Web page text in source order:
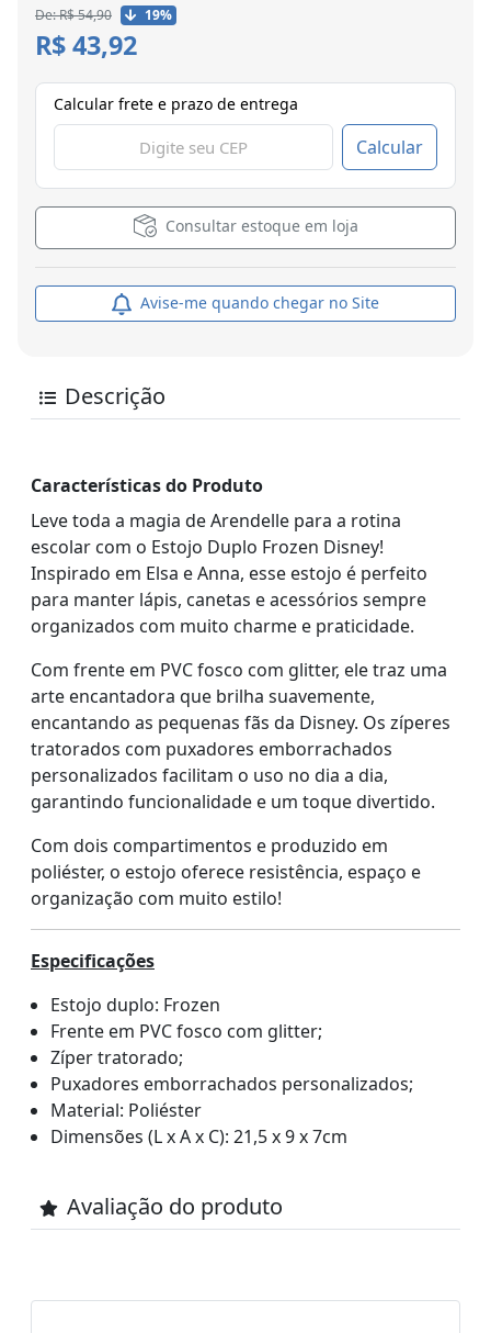
De: R$ 54,90 19%
R$ 43,92
Calcular frete e prazo de entrega
Calcular
Consultar estoque em loja
Avise-me quando chegar no Site
Descrição
Características do Produto
Leve toda a magia de Arendelle para a rotina
escolar com o Estojo Duplo Frozen Disney!
Inspirado em Elsa e Anna, esse estojo é perfeito
para manter lápis, canetas e acessórios sempre
organizados com muito charme e praticidade.
Com frente em PVC fosco com glitter, ele traz uma
arte encantadora que brilha suavemente,
encantando as pequenas fãs da Disney. Os zíperes
tratorados com puxadores emborrachados
personalizados facilitam o uso no dia a dia,
garantindo funcionalidade e um toque divertido.
Com dois compartimentos e produzido em
poliéster, o estojo oferece resistência, espaço e
organização com muito estilo!
Especificações
Estojo duplo: Frozen
Frente em PVC fosco com glitter;
Zíper tratorado;
Puxadores emborrachados personalizados;
Material: Poliéster
Dimensões (L x A x C): 21,5 x 9 x 7cm
Avaliação do produto